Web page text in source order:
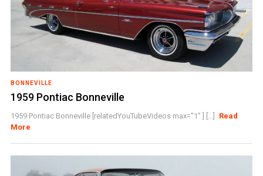
BONNEVILLE
1959 Pontiac Bonneville
1959 Pontiac Bonneville [relatedYouTubeVideos max="1" ] [...]
Read
More